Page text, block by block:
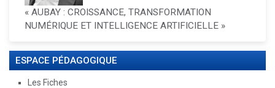
« AUBAY : CROISSANCE, TRANSFORMATION
NUMÉRIQUE ET INTELLIGENCE ARTIFICIELLE »
ESPACE PÉDAGOGIQUE
Les Fiches